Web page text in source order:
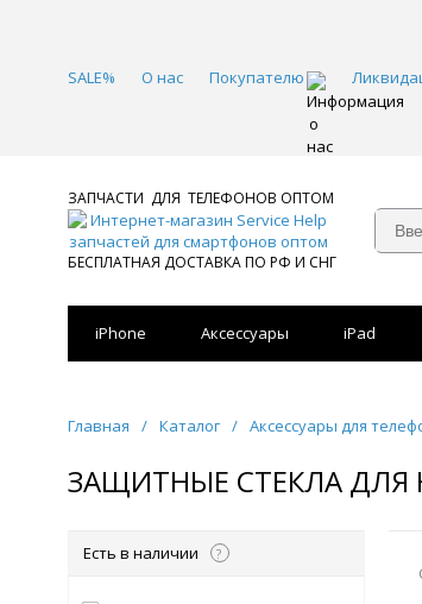
SALE% О нас Покупателю
ЗАПЧАСТИ ДЛЯ ТЕЛЕФОНОВ ОПТОМ
БЕСПЛАТНАЯ ДОСТАВКА ПО РФ И СНГ
iPhone Аксессуары iPad
Главная / Каталог / Аксессуары для
ЗАЩИТНЫЕ СТЕКЛА ДЛЯ
Есть в наличии ?